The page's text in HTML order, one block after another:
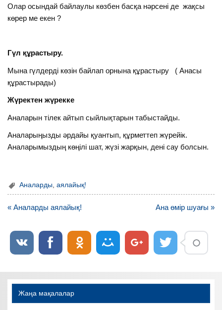
Олар осындай байлаулы көзбен басқа нәрсені де жақсы
көрер ме екен ?
Гүл құрастыру.
Мына гүлдерді көзін байлап орнына құрастыру ( Анасы
құрастырады)
Жүректен жүрекке
Аналарын тілек айтып сыйлықтарын табыстайды.
Аналарыңызды әрдайы қуантып, құрметтеп жүрейік.
Аналарымыздың көңілі шат, жүзі жарқын, дені сау болсын.
Аналарды,аялайық!
Навигация
записям
« Аналарды аялайық! Ана өмір шуағы »
Жаңа мақалалар